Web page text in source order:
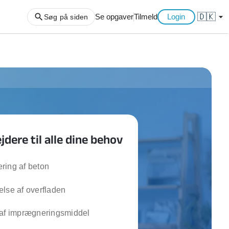
hvidevarer
Søg på siden Se opgaverTilmeld Login 🇩🇰 arrow_drop_down
til alle dine behov
af beton
af overfladen
imprægneringsmiddel